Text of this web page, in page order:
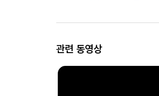
관련 동영상